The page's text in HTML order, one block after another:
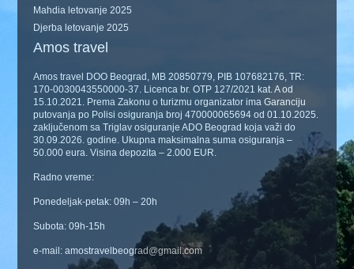
Mahdia letovanje 2025
Djerba letovanje 2025
Amos travel
Amos travel DOO Beograd, MB 20850779, PIB 107682176, TR:
170-0030043550000-37. Licenca br. OTP 127/2021 kat. A od
15.10.2021. Prema Zakonu o turizmu organizator ima Garanciju
putovanja po Polisi osiguranja broj 470000065694 od 01.10.2025.
zaključenom sa Triglav osiguranje ADO Beograd koja važi do
30.09.2026. godine. Ukupna maksimalna suma osiguranja –
50.000 eura. Visina depozita – 2.000 EUR.
Radno vreme:
Ponedeljak-petak: 09h – 20h
Subota: 09h-15h
e-mail: amostravelbeograd@gmail.com